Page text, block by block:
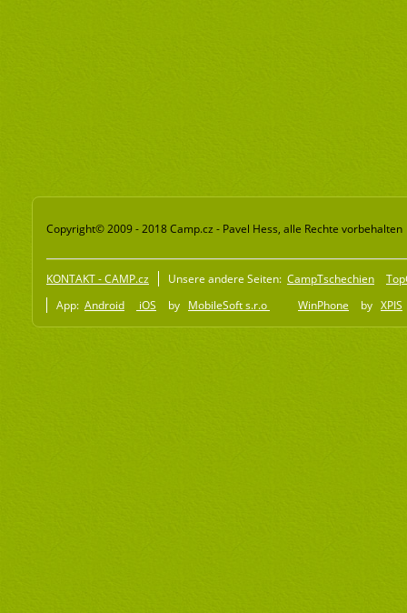
Copyright© 2009 - 2018 Camp.cz - Pavel Hess, alle Rechte vorbehalten
KONTAKT - CAMP.cz Unsere andere Seiten: CampTschechien
App: Android iOS by MobileSoft s.r.o WinPhone by XPIS